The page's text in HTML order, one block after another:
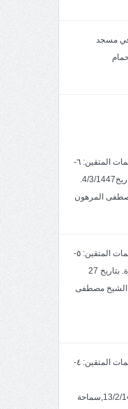
في مسجد
خطبة الجمعة: سمات المتقين: ٦-
عمل الإحسان بتاريخ4/3/1447.
المرهون
خطبة الجمعة: سمات المتقين: ٥-
العفو عند المقدرة. بتاريخ 27
الشيخ مصطفى
خطبة الجمعة: سمات المتقين: ٤-
الناس.بتاريخ13/2/1447,سماحة